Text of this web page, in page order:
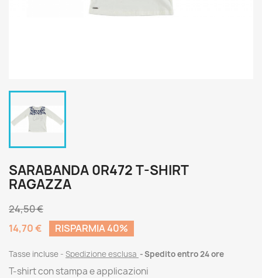
SARABANDA 0R472 T-SHIRT
RAGAZZA
24,50 €
14,70 €
RISPARMIA 40%
Tasse incluse Spedizione esclusa Spedito entro 24 ore
T-shirt con stampa e applicazioni